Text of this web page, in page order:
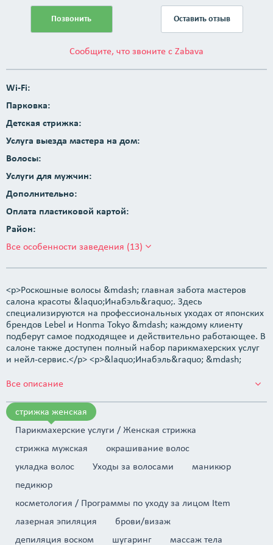
стрижка женская
Парикмахерские услуги / Женская стрижка
стрижка мужская
окрашивание волос
укладка волос
Уходы за волосами
маникюр
педикюр
косметология / Программы по уходу за лицом Item
лазерная эпиляция
брови/визаж
депиляция воском
шугаринг
массаж тела
Позвонить Оставить отзыв
Сообщите, что звоните с Zabava
Wi-Fi:
Парковка:
Детская стрижка:
Услуга выезда мастера на дом:
Волосы:
Услуги для мужчин:
Дополнительно:
Оплата пластиковой картой:
Район:
Все особенности заведения (13)
<p>Роскошные волосы &mdash; главная забота мастеров
салона красоты &laquo;Инабэль&raquo;. Здесь
специализируются на профессиональных уходах от японских
брендов Lebel и Honma Tokyo &mdash; каждому клиенту
подберут самое подходящее и действительно работающее. В
салоне также доступен полный набор парикмахерских услуг
и нейл-сервис.</p> <p>&laquo;Инабэль&raquo; &mdash;
Японская косметика Lebel выбрана неслучайно, ведь она
Суть ухода заключается не только в возвращении блеска,
гладкости и внешней красоты волосам. На первом месте
&mdash; восстановление здоровья волос, которое
салона проходит обучение на студийных семинарах от Lebel
&mdash; в них есть теоретическая и практическая части,
после чего идет экзамен.</p> <p><strong>Парикмахерский
зал.</strong><br /> Стрижки и прически. В
&laquo;Инабэль&raquo; делают все виды стрижек, укладок и
причесок, как женских, так и мужских, и детских.</p>
<p>Окрашивание. Красители бренда Lеbel позволяют
Все описание